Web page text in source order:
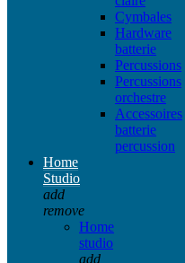
Cymbales
Hardware
batterie
Percussions
Percussions
orchestre
Accessoires
batterie
percussion
Home
Studio
add
remove
Home
studio
add